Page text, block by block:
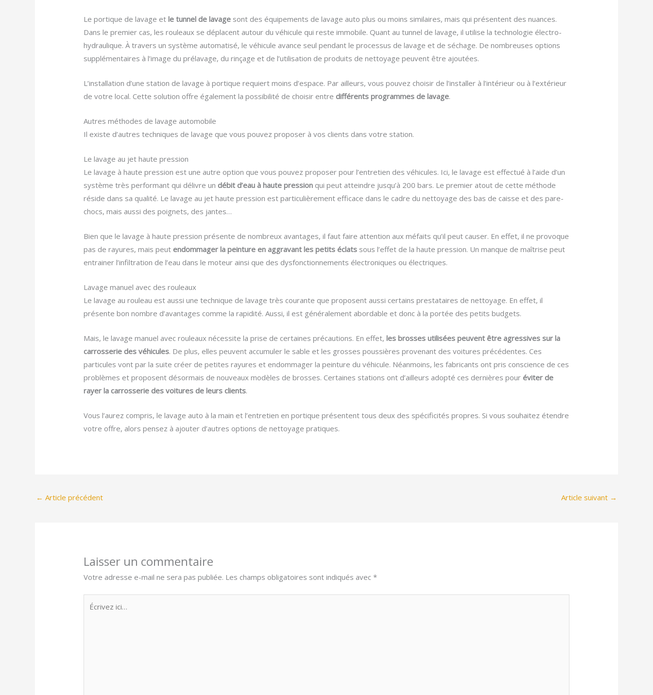
Le portique de lavage etle tunnel de lavage sont des équipements de lavage auto plus ou moins similaires, mais qui présentent des nuances.
Dans le premier cas, les rouleaux se déplacent autour du véhicule qui reste immobile. Quant au tunnel de lavage, il utilise la technologie électro-
hydraulique. À travers un système automatisé, le véhicule avance seul pendant le processus de lavage et de séchage. De nombreuses options
supplémentaires à l’image du prélavage, du rinçage et de l’utilisation de produits de nettoyage peuvent être ajoutées.
L’installation d’une station de lavage à portique requiert moins d’espace. Par ailleurs, vous pouvez choisir de l’installer à l’intérieur ou à l’extérieur
de votre local. Cette solution offre également la possibilité de choisir entredifférents programmes de lavage.
Autres méthodes de lavage automobile
Il existe d’autres techniques de lavage que vous pouvez proposer à vos clients dans votre station.
Le lavage au jet haute pression
Le lavage à haute pression est une autre option que vous pouvez proposer pour l’entretien des véhicules. Ici, le lavage est effectué à l’aide d’un
système très performant qui délivre undébit d’eau à haute pression qui peut atteindre jusqu’à 200 bars. Le premier atout de cette méthode
réside dans sa qualité. Le lavage au jet haute pression est particulièrement efficace dans le cadre du nettoyage des bas de caisse et des pare-
chocs, mais aussi des poignets, des jantes…
Bien que le lavage à haute pression présente de nombreux avantages, il faut faire attention aux méfaits qu’il peut causer. En effet, il ne provoque
pas de rayures, mais peutendommager la peinture en aggravant les petits éclats sous l’effet de la haute pression. Un manque de maîtrise peut
entrainer l’infiltration de l’eau dans le moteur ainsi que des dysfonctionnements électroniques ou électriques.
Lavage manuel avec des rouleaux
Le lavage au rouleau est aussi une technique de lavage très courante que proposent aussi certains prestataires de nettoyage. En effet, il
présente bon nombre d’avantages comme la rapidité. Aussi, il est généralement abordable et donc à la portée des petits budgets.
Mais, le lavage manuel avec rouleaux nécessite la prise de certaines précautions. En effet,les brosses utilisées peuvent être agressives sur la
carrosserie des véhicules. De plus, elles peuvent accumuler le sable et les grosses poussières provenant des voitures précédentes. Ces
particules vont par la suite créer de petites rayures et endommager la peinture du véhicule. Néanmoins, les fabricants ont pris conscience de ces
problèmes et proposent désormais de nouveaux modèles de brosses. Certaines stations ont d’ailleurs adopté ces dernières pouréviter de
rayer la carrosserie des voitures de leurs clients.
Vous l’aurez compris, le lavage auto à la main et l’entretien en portique présentent tous deux des spécificités propres. Si vous souhaitez étendre
votre offre, alors pensez à ajouter d’autres options de nettoyage pratiques.
← Article précédent Article suivant →
Laisser un commentaire
Votre adresse e-mail ne sera pas publiée. Les champs obligatoires sont indiqués avec*
Écrivez